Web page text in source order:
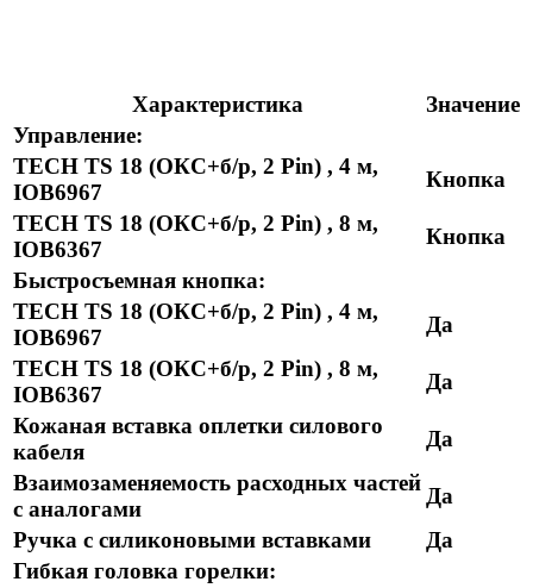
Характеристика
Значение
Управление:
TECH TS 18 (ОКС+б/р, 2 Pin) , 4 м,
IOB6967
Кнопка
TECH TS 18 (ОКС+б/р, 2 Pin) , 8 м,
IOB6367
Кнопка
Быстросъемная кнопка:
TECH TS 18 (ОКС+б/р, 2 Pin) , 4 м,
IOB6967
Да
TECH TS 18 (ОКС+б/р, 2 Pin) , 8 м,
IOB6367
Да
Кожаная вставка оплетки силового
кабеля
Да
Взаимозаменяемость расходных частей
с аналогами
Да
Ручка с силиконовыми вставками
Да
Гибкая головка горелки: